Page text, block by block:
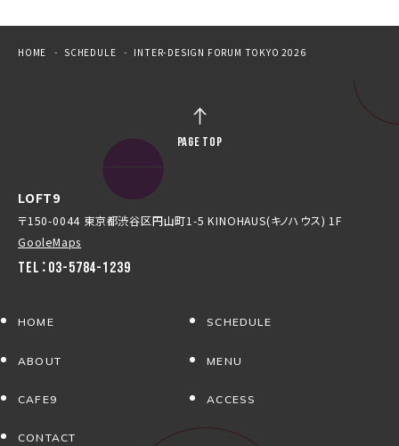
HOME SCHEDULE INTER-DESIGN FORUM TOKYO 2026
LOFT9
〒150-0044 東京都渋谷区円山町1-5 KINOHAUS(キノハウス) 1F
GooleMaps
TEL：03-5784-1239
HOME SCHEDULE
ABOUT MENU
CAFE9 ACCESS
CONTACT
PAGE TOP